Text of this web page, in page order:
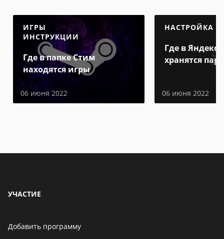
ИГРЫ
ИНСТРУКЦИИ
Где в папке Стим
находятся игры
06 июня 2022
НАСТРОЙКА
Где в Яндекс
хранятся
06 июня 2022
УЧАСТИЕ
Добавить программу